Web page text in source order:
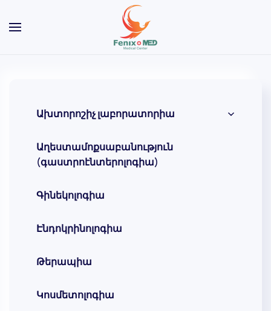
Skip to main content
Ախտորոշիչ լաբորատորիա
Աղեստամոքսաբանություն
(գաստրոէնտերոլոգիա)
Գինեկոլոգիա
Էնդոկրինոլոգիա
Թերապիա
Կոսմետոլոգիա